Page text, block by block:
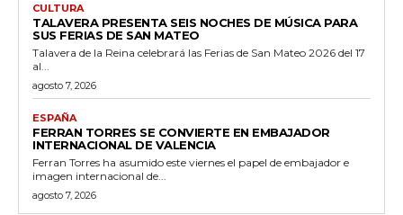
CULTURA
TALAVERA PRESENTA SEIS NOCHES DE MÚSICA PARA
SUS FERIAS DE SAN MATEO
Talavera de la Reina celebrará las Ferias de San Mateo 2026 del 17
al...
agosto 7, 2026
ESPAÑA
FERRAN TORRES SE CONVIERTE EN EMBAJADOR
INTERNACIONAL DE VALENCIA
Ferran Torres ha asumido este viernes el papel de embajador e
imagen internacional de...
agosto 7, 2026